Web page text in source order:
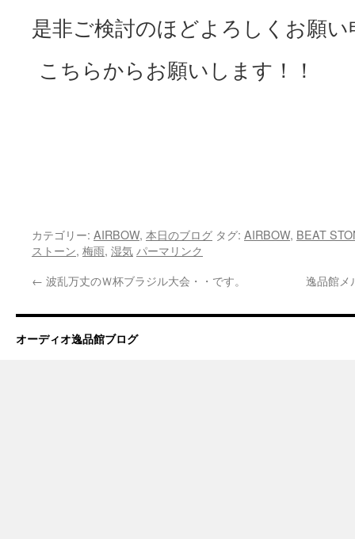
是非ご検討のほどよろしくお願
こちらからお願いします！！
カテゴリー: AIRBOW, 本日のブログ タグ: AIRBOW, BEAT
ストーン, 梅雨, 湿気 パーマリンク
← 波乱万丈のＷ杯ブラジル大会・・です。 逸品館メ
オーディオ逸品館ブログ